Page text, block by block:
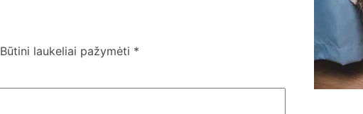
Būtini laukeliai pažymėti *